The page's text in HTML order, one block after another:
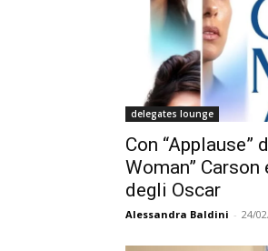
delegates lounge
Con “Applause”
Woman”
degli Oscar
Alessandra Baldini - 24/